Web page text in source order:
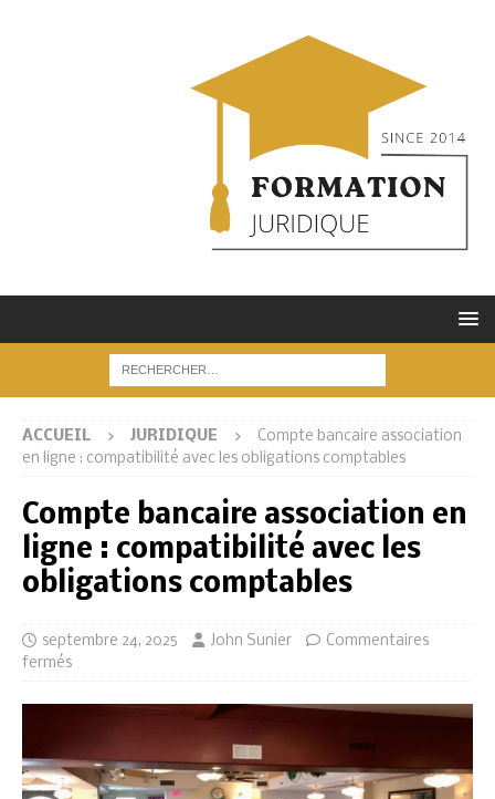
ACCUEIL JURIDIQUE
Compte bancaire association
en ligne : compatibilité avec les obligations comptables
Compte bancaire association en
ligne : compatibilité avec les
obligations comptables
septembre 24, 2025 John Sunier
Commentaires
fermés